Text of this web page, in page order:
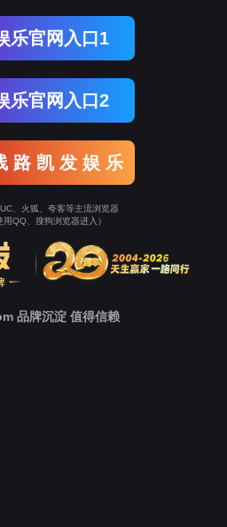
存在！
转等待时间：3 秒